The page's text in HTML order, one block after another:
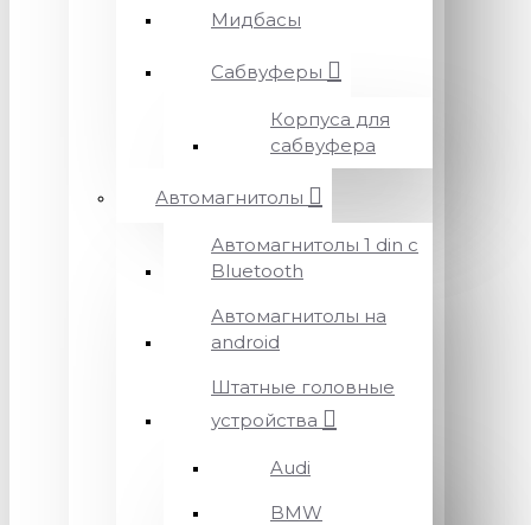
Мидбасы
Сабвуферы
Корпуса для
сабвуфера
Автомагнитолы
Автомагнитолы 1 din с
Bluetooth
Автомагнитолы на
android
Штатные головные
устройства
Audi
BMW